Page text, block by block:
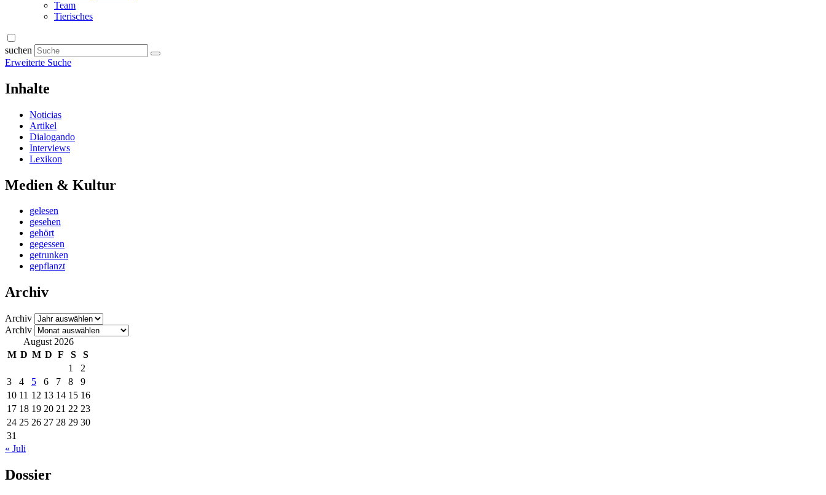
Team
Tierisches
suchen
Erweiterte Suche
Inhalte
Noticias
Artikel
Dialogando
Interviews
Lexikon
Medien & Kultur
gelesen
gesehen
gehört
gegessen
getrunken
gepflanzt
Archiv
Archiv
Archiv
August 2026
M D M D F S
S
1
2
3
4 5 6 7 8
9
10 11 12 13 14 15 16
17 18 19 20 21 22 23
24 25 26 27 28 29 30
31
« Juli
Dossier